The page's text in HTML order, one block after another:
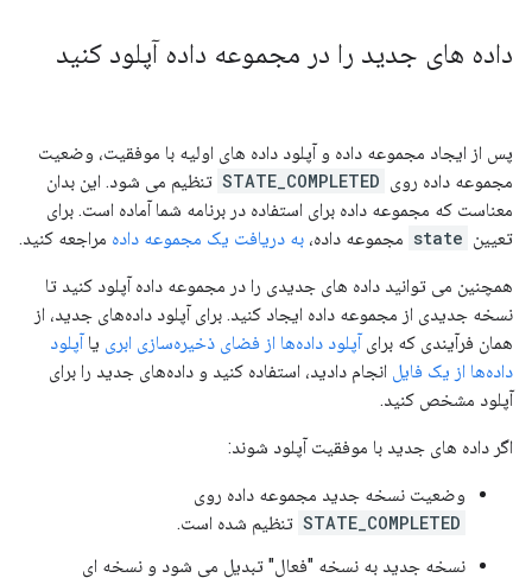
داده های جدید را در مجموعه داده آپلود کنید
پس از ایجاد مجموعه داده و آپلود داده های اولیه با موفقیت، وضعیت
مجموعه داده روی STATE_COMPLETED تنظیم می شود. این بدان
معناست که مجموعه داده برای استفاده در برنامه شما آماده است. برای
تعیین state مجموعه داده، به دریافت یک مجموعه داده مراجعه کنید.
همچنین می توانید داده های جدیدی را در مجموعه داده آپلود کنید تا
نسخه جدیدی از مجموعه داده ایجاد کنید. برای آپلود داده‌های جدید، از
همان فرآیندی که برایآپلود داده‌ها از فضای ذخیره‌سازی ابری یاآپلود
داده‌ها از یک فایل انجام دادید، استفاده کنید و داده‌های جدید را برای
آپلود مشخص کنید.
اگر داده های جدید با موفقیت آپلود شوند:
وضعیت نسخه جدید مجموعه داده روی
STATE_COMPLETED تنظیم شده است.
نسخه جدید به نسخه "فعال" تبدیل می شود و نسخه ای